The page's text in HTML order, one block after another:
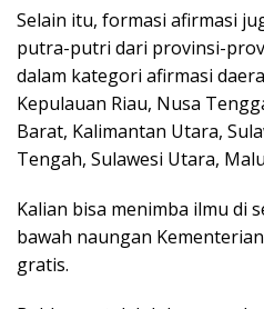
Selain itu, formasi afirmasi
putra-putri dari provinsi-
dalam kategori afirmasi
Kepulauan Riau, Nusa
Barat, Kalimantan Utara,
Tengah, Sulawesi Utara,
Kalian bisa menimba ilmu di
bawah naungan
gratis.